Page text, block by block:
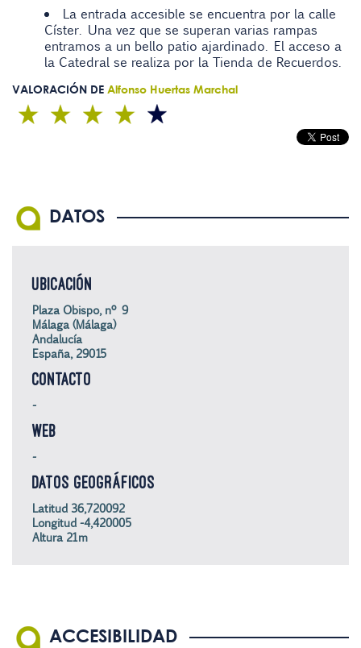
La entrada accesible se encuentra por la calle
Císter. Una vez que se superan varias rampas
entramos a un bello patio ajardinado. El acceso a
la Catedral se realiza por la Tienda de Recuerdos.
VALORACIÓN DE Alfonso Huertas Marchal
DATOS
UBICACIÓN
Plaza Obispo, nº 9
Málaga (Málaga)
Andalucía
España, 29015
CONTACTO
-
WEB
-
DATOS GEOGRÁFICOS
Latitud 36,720092
Longitud -4,420005
Altura 21m
ACCESIBILIDAD